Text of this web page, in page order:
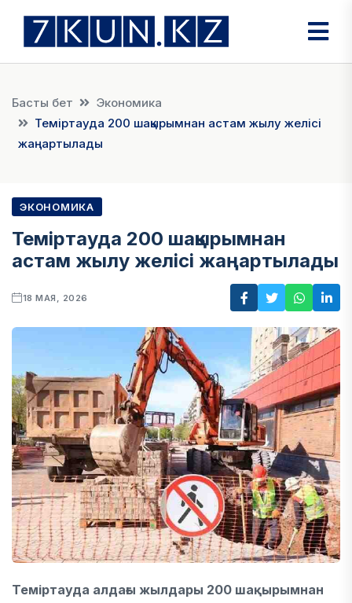
Басты бет
Экономика
Теміртауда 200 шақырымнан астам жылу желісі
жаңартылады
ЭКОНОМИКА
Теміртауда 200 шақырымнан
астам жылу желісі жаңартылады
18 МАЯ, 2026
Теміртауда алдағы жылдары 200 шақырымнан